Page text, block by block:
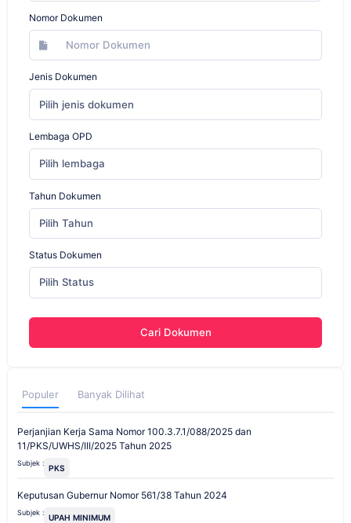
Nomor Dokumen
Jenis Dokumen
Pilih jenis dokumen
Lembaga OPD
Pilih lembaga
Tahun Dokumen
Pilih Tahun
Status Dokumen
Pilih Status
Cari Dokumen
Populer Banyak Dilihat
Perjanjian Kerja Sama Nomor 100.3.7.1/088/2025 dan
11/PKS/UWHS/III/2025 Tahun 2025
Subjek : PKS
Keputusan Gubernur Nomor 561/38 Tahun 2024
Subjek : UPAH MINIMUM